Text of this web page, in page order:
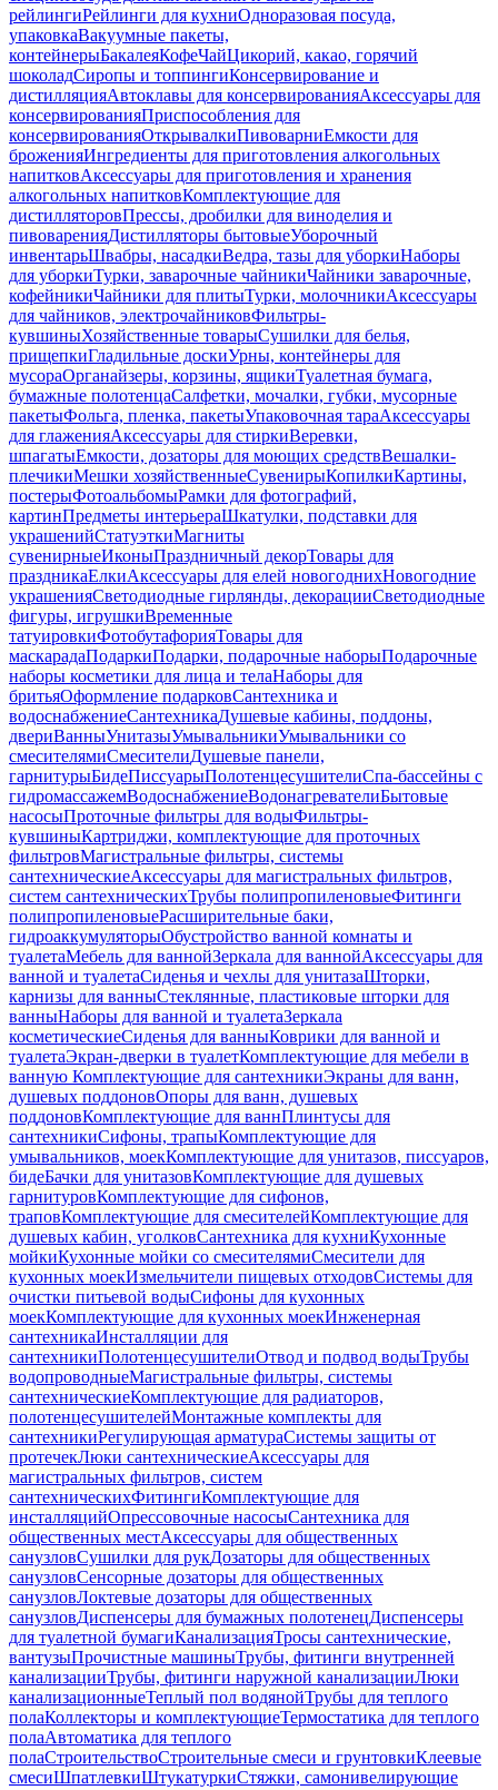
рейлингиРейлинги для кухниОдноразовая посуда,
упаковкаВакуумные пакеты,
контейнерыБакалеяКофеЧайЦикорий, какао, горячий
шоколадСиропы и топпингиКонсервирование и
дистилляцияАвтоклавы для консервированияАксессуары для
консервированияПриспособления для
консервированияОткрывалкиПивоварниЕмкости для
броженияИнгредиенты для приготовления алкогольных
напитковАксессуары для приготовления и хранения
алкогольных напитковКомплектующие для
дистилляторовПрессы, дробилки для виноделия и
пивоваренияДистилляторы бытовыеУборочный
инвентарьШвабры, насадкиВедра, тазы для уборкиНаборы
для уборкиТурки, заварочные чайникиЧайники заварочные,
кофейникиЧайники для плитыТурки, молочникиАксессуары
для чайников, электрочайниковФильтры-
кувшиныХозяйственные товарыСушилки для белья,
прищепкиГладильные доскиУрны, контейнеры для
мусораОрганайзеры, корзины, ящикиТуалетная бумага,
бумажные полотенцаСалфетки, мочалки, губки, мусорные
пакетыФольга, пленка, пакетыУпаковочная тараАксессуары
для глаженияАксессуары для стиркиВеревки,
шпагатыЕмкости, дозаторы для моющих средствВешалки-
плечикиМешки хозяйственныеСувенирыКопилкиКартины,
постерыФотоальбомыРамки для фотографий,
картинПредметы интерьераШкатулки, подставки для
украшенийСтатуэткиМагниты
сувенирныеИконыПраздничный декорТовары для
праздникаЕлкиАксессуары для елей новогоднихНовогодние
украшенияСветодиодные гирлянды, декорацииСветодиодные
фигуры, игрушкиВременные
татуировкиФотобутафорияТовары для
маскарадаПодаркиПодарки, подарочные наборыПодарочные
наборы косметики для лица и телаНаборы для
бритьяОформление подарковСантехника и
водоснабжениеСантехникаДушевые кабины, поддоны,
двериВанныУнитазыУмывальникиУмывальники со
смесителямиСмесителиДушевые панели,
гарнитурыБидеПиссуарыПолотенцесушителиСпа-бассейны с
гидромассажемВодоснабжениеВодонагревателиБытовые
насосыПроточные фильтры для водыФильтры-
кувшиныКартриджи, комплектующие для проточных
фильтровМагистральные фильтры, системы
сантехническиеАксессуары для магистральных фильтров,
систем сантехническихТрубы полипропиленовыеФитинги
полипропиленовыеРасширительные баки,
гидроаккумуляторыОбустройство ванной комнаты и
туалетаМебель для ваннойЗеркала для ваннойАксессуары для
ванной и туалетаСиденья и чехлы для унитазаШторки,
карнизы для ванныСтеклянные, пластиковые шторки для
ванныНаборы для ванной и туалетаЗеркала
косметическиеСиденья для ванныКоврики для ванной и
туалетаЭкран-дверки в туалетКомплектующие для мебели в
ванную Комплектующие для сантехникиЭкраны для ванн,
душевых поддоновОпоры для ванн, душевых
поддоновКомплектующие для ваннПлинтусы для
сантехникиСифоны, трапыКомплектующие для
умывальников, моекКомплектующие для унитазов, писсуаров,
бидеБачки для унитазовКомплектующие для душевых
гарнитуровКомплектующие для сифонов,
траповКомплектующие для смесителейКомплектующие для
душевых кабин, уголковСантехника для кухниКухонные
мойкиКухонные мойки со смесителямиСмесители для
кухонных моекИзмельчители пищевых отходовСистемы для
очистки питьевой водыСифоны для кухонных
моекКомплектующие для кухонных моекИнженерная
сантехникаИнсталляции для
сантехникиПолотенцесушителиОтвод и подвод водыТрубы
водопроводныеМагистральные фильтры, системы
сантехническиеКомплектующие для радиаторов,
полотенцесушителейМонтажные комплекты для
сантехникиРегулирующая арматураСистемы защиты от
протечекЛюки сантехническиеАксессуары для
магистральных фильтров, систем
сантехническихФитингиКомплектующие для
инсталляцийОпрессовочные насосыСантехника для
общественных местАксессуары для общественных
санузловСушилки для рукДозаторы для общественных
санузловСенсорные дозаторы для общественных
санузловЛоктевые дозаторы для общественных
санузловДиспенсеры для бумажных полотенецДиспенсеры
для туалетной бумагиКанализацияТросы сантехнические,
вантузыПрочистные машиныТрубы, фитинги внутренней
канализацииТрубы, фитинги наружной канализацииЛюки
канализационныеТеплый пол водянойТрубы для теплого
полаКоллекторы и комплектующиеТермостатика для теплого
полаАвтоматика для теплого
полаСтроительствоСтроительные смеси и грунтовкиКлеевые
смесиШпатлевкиШтукатуркиСтяжки, самонивелирующие